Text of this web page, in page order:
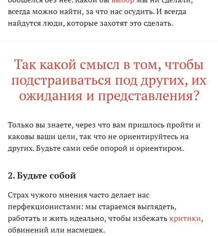
всегда можно найти, за что нас осудить. И всегда
найдутся люди, которые захотят это сделать.
Так какой смысл в том, чтобы
подстраиваться под других, их
ожидания и представления?
Только вы знаете, через что вам пришлось пройти и
каковы ваши цели, так что не ориентируйтесь на
других. Будьте сами себе опорой и ориентиром.
2. Будьте собой
Страх чужого мнения часто делает нас
перфекционистами: мы стараемся выглядеть,
работать и жить идеально, чтобы избежатькритики,
обвинений или насмешек.